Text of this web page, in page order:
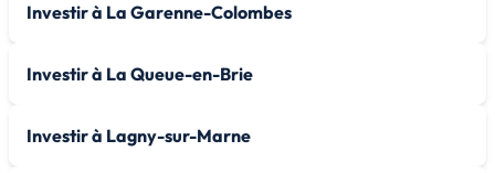
Investir à La Garenne-Colombes
Investir à La Queue-en-Brie
Investir à Lagny-sur-Marne